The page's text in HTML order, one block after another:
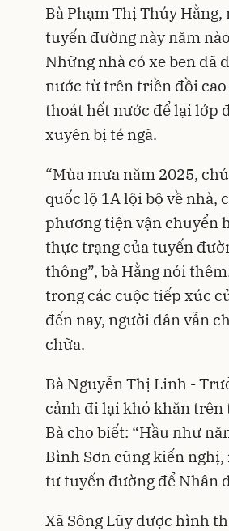
Bà Phạm Thị Thúy
tuyến đường này năm
Những nhà có xe ben đã
nước từ trên triền đồi
thoát hết nước để lại lớp
xuyên bị té ngã.
“Mùa mưa năm 2025,
quốc lộ 1A lội bộ về nhà,
phương tiện vận chuyển
thực trạng của tuyến
thông”, bà Hằng nói
trong các cuộc tiếp xúc
đến nay, người dân vẫn
chữa.
Bà Nguyễn Thị Linh -
cảnh đi lại khó khăn trên
Bà cho biết: “Hầu như
Bình Sơn cũng kiến
tư tuyến đường để Nhân
Xã Sông Lũy được hình